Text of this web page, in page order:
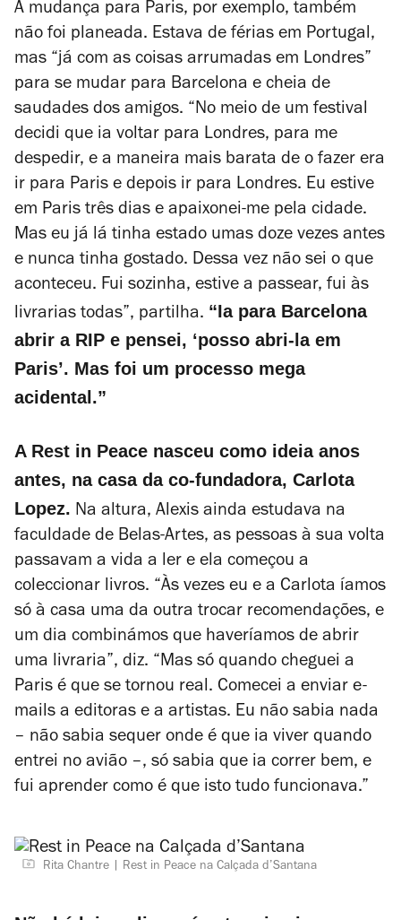
A mudança para Paris, por exemplo, também
não foi planeada. Estava de férias em Portugal,
mas “já com as coisas arrumadas em Londres”
para se mudar para Barcelona e cheia de
saudades dos amigos. “No meio de um festival
decidi que ia voltar para Londres, para me
despedir, e a maneira mais barata de o fazer era
ir para Paris e depois ir para Londres. Eu estive
em Paris três dias e apaixonei-me pela cidade.
Mas eu já lá tinha estado umas doze vezes antes
e nunca tinha gostado. Dessa vez não sei o que
aconteceu. Fui sozinha, estive a passear, fui às
livrarias todas”, partilha. “Ia para Barcelona
abrir a RIP e pensei, ‘posso abri-la em
Paris’. Mas foi um processo mega
acidental.”
A Rest in Peace nasceu como ideia anos
antes, na casa da co-fundadora, Carlota
Lopez. Na altura, Alexis ainda estudava na
faculdade de Belas-Artes, as pessoas à sua volta
passavam a vida a ler e ela começou a
coleccionar livros. “Às vezes eu e a Carlota íamos
só à casa uma da outra trocar recomendações, e
um dia combinámos que haveríamos de abrir
uma livraria”, diz. “Mas só quando cheguei a
Paris é que se tornou real. Comecei a enviar e-
mails a editoras e a artistas. Eu não sabia nada
– não sabia sequer onde é que ia viver quando
entrei no avião –, só sabia que ia correr bem, e
fui aprender como é que isto tudo funcionava.”
Rita Chantre Rest in Peace na Calçada d’Santana